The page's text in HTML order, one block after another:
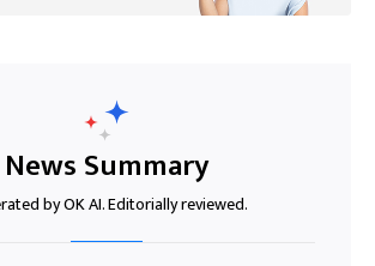
News Summary
by OK AI. Editorially reviewed.